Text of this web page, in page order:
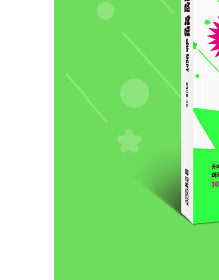
CHAPTER 01 나머지는 챗GPT에게 물어보세요 -
01 AI 시대, 챗GPT로 어떻게 엑셀을 마스터할까?
02 엑셀 에러가 만만해지는 순간
03 챗GPT로 일잘러의 엑셀 스킬을 훔치는 방법
04 절대 외울 필요가 없는 잘 안 쓰는 함수들
05 챗GPT로 신규 함수를 빠르게 익히는 방법
06 한눈에 들어오는 ‘차트’도 뚝딱
CHAPTER 02 국어만 잘해도 복잡한 수식이 뚝딱
01 우리는 살면서 이미 챗GPT 프롬프트 스킬을 통
02 엑셀에 특화된 프롬프트 스킬 1! 2! 3!
04 인사팀 : 근태관리표에서 그 어렵다는 초과근무
05 영업팀 : 지저분한 주소 데이터 정제하기
06 생산팀 : 영업일 기준으로 생산 리드타임 KPI 산
07 자재팀 : 발주명을 기준으로 자재코드 분류하기
08 총무팀 : 시트명을 기준으로 원하는 값 불러오기